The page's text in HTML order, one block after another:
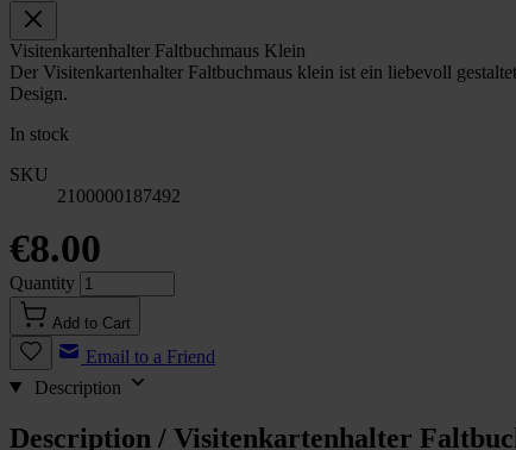
Visitenkartenhalter Faltbuchmaus Klein
Der Visitenkartenhalter Faltbuchmaus klein ist ein liebevoll
Design.
In stock
SKU
2100000187492
€8.00
Quantity
Add to Cart
Email to a Friend
Description
Description / Visitenkartenhalter